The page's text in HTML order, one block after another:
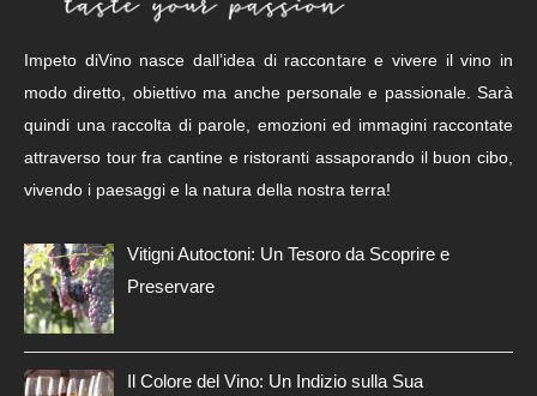
Impeto diVino nasce dall’idea di raccontare e vivere il vino in
modo diretto, obiettivo ma anche personale e passionale. Sarà
quindi una raccolta di parole, emozioni ed immagini raccontate
attraverso tour fra cantine e ristoranti assaporando il buon cibo,
vivendo i paesaggi e la natura della nostra terra!
Vitigni Autoctoni: Un Tesoro da Scoprire e
Preservare
Il Colore del Vino: Un Indizio sulla Sua